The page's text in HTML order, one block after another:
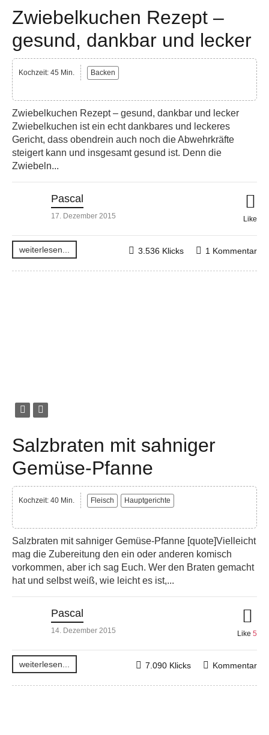
Zwiebelkuchen Rezept –
gesund, dankbar und lecker
Kochzeit: 45 Min. Backen
Zwiebelkuchen Rezept – gesund, dankbar und lecker
Zwiebelkuchen ist ein echt dankbares und leckeres
Gericht, dass obendrein auch noch die Abwehrkräfte
steigert kann und insgesamt gesund ist. Denn die
Zwiebeln...
Pascal
17. Dezember 2015 Like
weiterlesen... 1 Kommentar
3.536 Klicks
Salzbraten mit sahniger
Gemüse-Pfanne
Kochzeit: 40 Min. Fleisch Hauptgerichte
Salzbraten mit sahniger Gemüse-Pfanne [quote]Vielleicht
mag die Zubereitung den ein oder anderen komisch
vorkommen, aber ich sag Euch. Wer den Braten gemacht
hat und selbst weiß, wie leicht es ist,...
Pascal
14. Dezember 2015 Like 5
weiterlesen... Kommentar
7.090 Klicks